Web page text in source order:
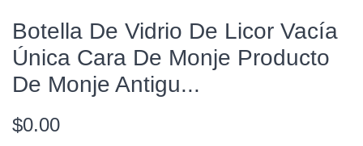
Botella De Vidrio De Licor Vacía
Única Cara De Monje Producto
De Monje Antigu...
$0.00